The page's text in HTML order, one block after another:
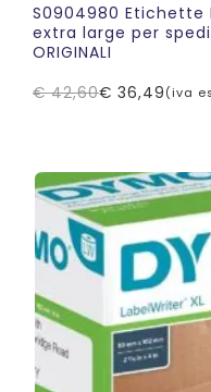
S0904980 Etichette
extra large per
ORIGINALI
€42,60
Il
era:
€ 42,60.
€ 36,49
Il
è:
€ 36,49.
(iva